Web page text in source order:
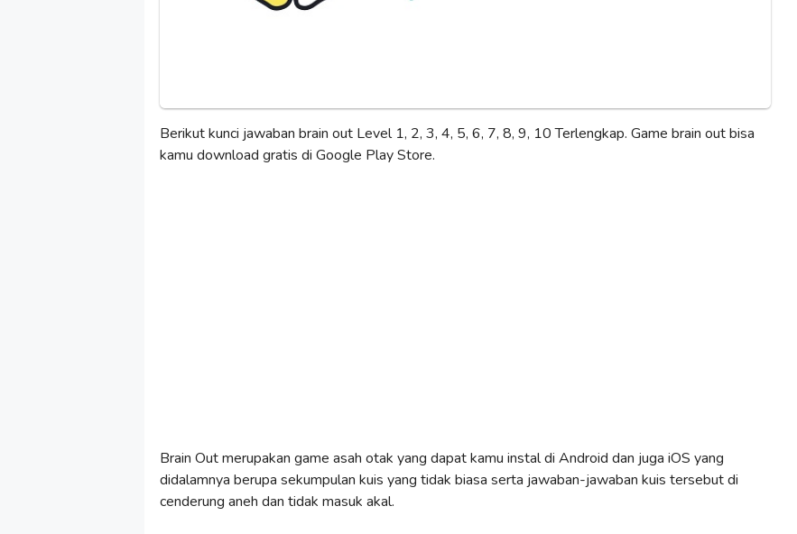
Berikut kunci jawaban brain out Level 1, 2, 3, 4, 5, 6, 7, 8, 9, 10 Terlengkap. Game brain out bisa
kamu download gratis di Google Play Store.
Brain Out merupakan game asah otak yang dapat kamu instal di Android dan juga iOS yang
didalamnya berupa sekumpulan kuis yang tidak biasa serta jawaban-jawaban kuis tersebut di
cenderung aneh dan tidak masuk akal.